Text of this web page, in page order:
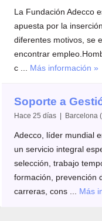
La Fundación Adecco
apuesta por la
diferentes motivos, se
encontrar
c ... Más información »
Soporte a
Hace 25 días | Barcelona
Adecco, líder mundial
un servicio integral
selección, trabajo
formación, prevención
carreras, cons ... Más